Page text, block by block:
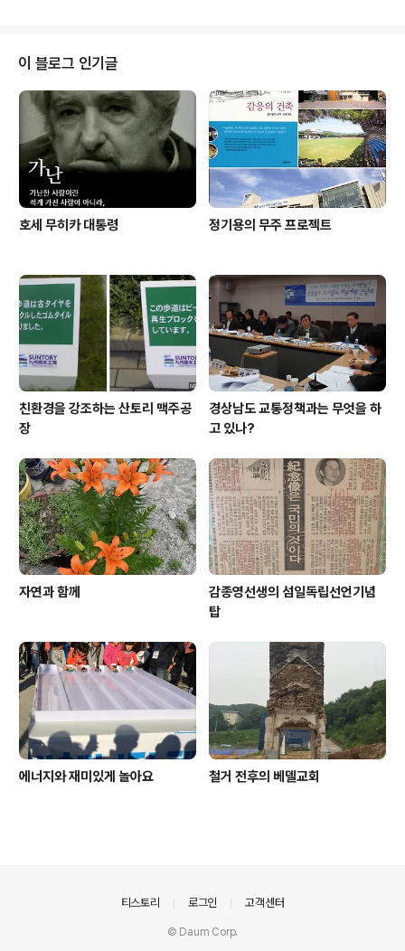
각을 가질려고 노력했습니다. 그런데 막상 출판하고 보니
여러 가지로 부족합니다. 걱정이 세가지 있습니다. 1. 혹시
섭섭해 하시는 분이 있을까봐 걱정입니다. 예를 들면 활동
과정에서 훨씬 중요한 역할을 하신 분이 있으신데 책에는
빠져 있을 수도 있습니다. 제가 사건의 전모도 모르고 제 입
장에서 쓰다 보니까 그런 것임을 양해해주..
이 블로그 인기글
호세 무히카 대통령 정기용의 무주 프로젝트
친환경을 강조하는 산토리 맥주공
장
경상남도 교통정책과는 무엇을 하
고 있나?
자연과 함께
감종영선생의 섬일독립선언기념
탑
에너지와 재미있게 놀아요 철거 전후의 베델교회
티스토리 로그인 고객센터
© Daum Corp.